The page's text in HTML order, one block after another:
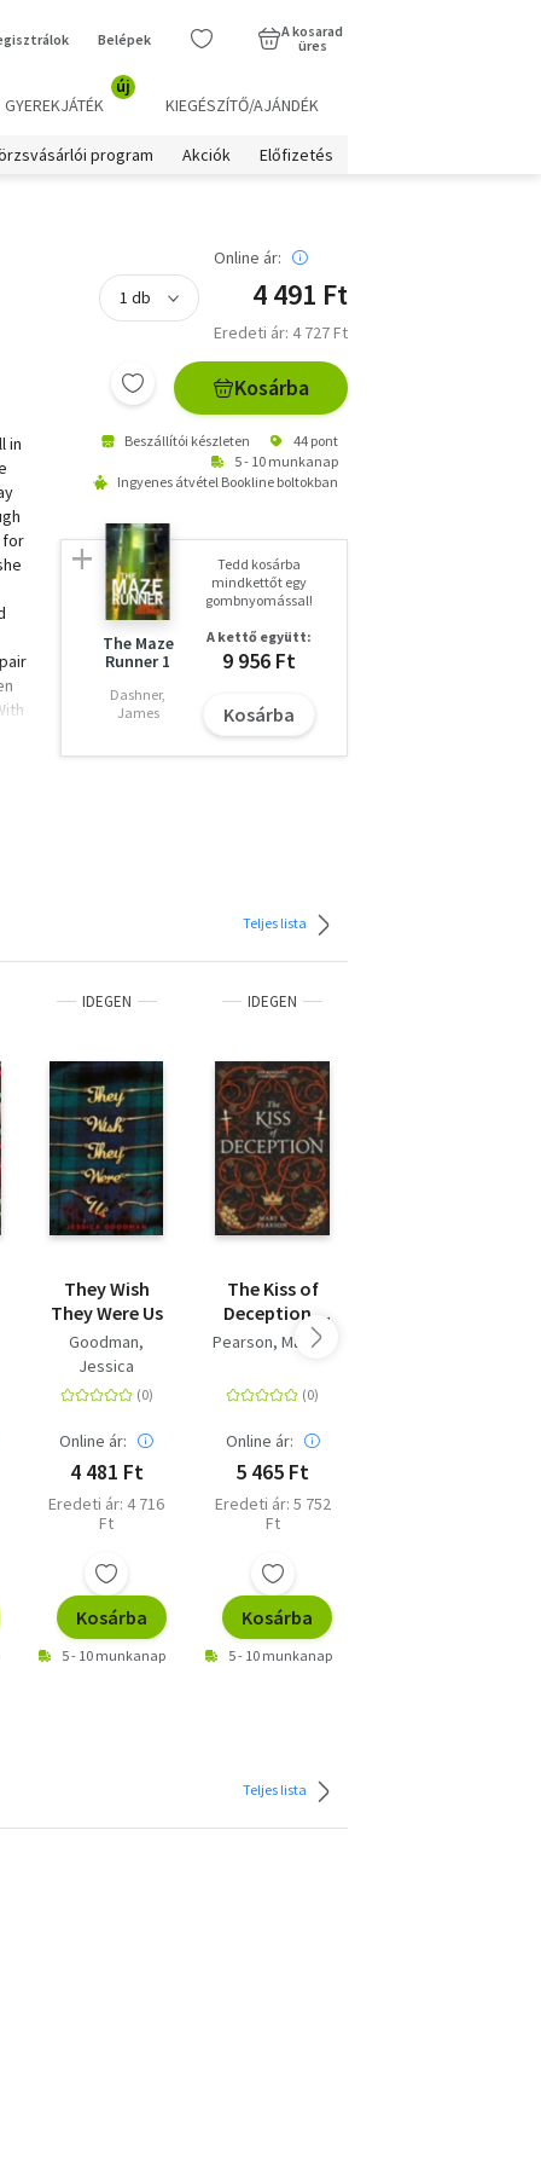
Belépek
A kosarad
üres
GYEREKJÁTÉK
új
KIEGÉSZÍTŐ/AJÁNDÉK
program Akciók Előfizetés
in
for
Online ár:
4 491 Ft
Eredeti ár: 4 727 Ft
Kosárba
Beszállítói készleten
44 pont
5 - 10 munkanap
Ingyenes átvétel Bookline boltokban
The Maze
Runner 1
Dashner,
James
Tedd kosárba
mindkettőt egy
gombnyomással!
A kettő együtt:
9 956 Ft
Kosárba
Teljes lista
IDEGEN
They Wish
They Were Us
Goodman,
Jessica
Online ár:
4 481 Ft
Eredeti ár: 4 716
Ft
Kosárba
5 - 10 munkanap
IDEGEN
The Kiss of
Deception -
The Remnant
Pearson, Mary E.
Online ár:
5 465 Ft
Eredeti ár: 5 752
Ft
Kosárba
5 - 10 munkanap
Teljes lista